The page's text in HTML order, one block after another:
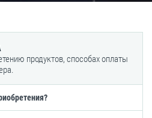
продуктов, способах оплаты